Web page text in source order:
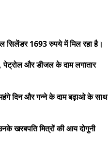
सिलेंडर 1693 रुपये में मिल रहा है।
पेट्रोल और डीजल के दाम लगातार
दिन और गन्ने के दाम बढ़ाओ के साथ
खरबपति मित्रों की आय दोगुनी